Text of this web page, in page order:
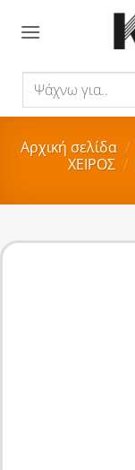
για..
Αρχική σελίδα /
ΧΕΙΡΟΣ /